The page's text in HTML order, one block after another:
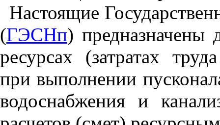
Настоящие
(ГЭСНп) предназначены
ресурсах (затратах
при выполнении
водоснабжения и